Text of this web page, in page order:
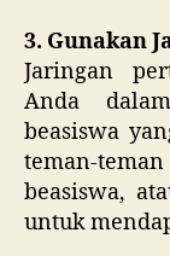
3. Gunakan
Jaringan
Anda
beasiswa
teman-
beasiswa,
untuk